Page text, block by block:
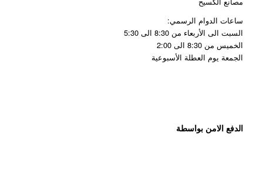
ساعات الدوام الرسمي:
السبت الى الأربعاء من 8:30 الى 5:30
الخميس من 8:30 الى 2:00
الجمعة يوم العطلة الأسبوعية
الدفع الامن بواسطة